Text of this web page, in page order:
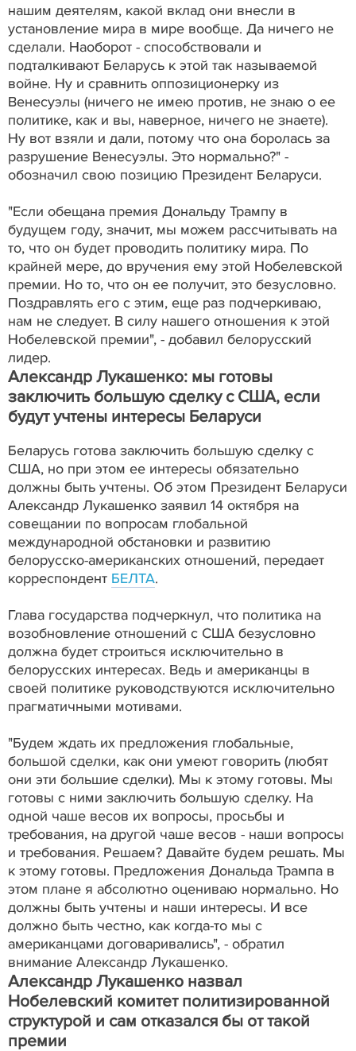
нашим деятелям, какой вклад они внесли в
установление мира в мире вообще. Да ничего не
сделали. Наоборот - способствовали и
подталкивают Беларусь к этой так называемой
войне. Ну и сравнить оппозиционерку из
Венесуэлы (ничего не имею против, не знаю о ее
политике, как и вы, наверное, ничего не знаете).
Ну вот взяли и дали, потому что она боролась за
разрушение Венесуэлы. Это нормально?" -
обозначил свою позицию Президент Беларуси.
"Если обещана премия Дональду Трампу в
будущем году, значит, мы можем рассчитывать на
то, что он будет проводить политику мира. По
крайней мере, до вручения ему этой Нобелевской
премии. Но то, что он ее получит, это безусловно.
Поздравлять его с этим, еще раз подчеркиваю,
нам не следует. В силу нашего отношения к этой
Нобелевской премии", - добавил белорусский
лидер.
Александр Лукашенко: мы готовы
заключить большую сделку с США, если
будут учтены интересы Беларуси
Беларусь готова заключить большую сделку с
США, но при этом ее интересы обязательно
должны быть учтены. Об этом Президент Беларуси
Александр Лукашенко заявил 14 октября на
совещании по вопросам глобальной
международной обстановки и развитию
белорусско-американских отношений, передает
корреспондент БЕЛТА.
Глава государства подчеркнул, что политика на
возобновление отношений с США безусловно
должна будет строиться исключительно в
белорусских интересах. Ведь и американцы в
своей политике руководствуются исключительно
прагматичными мотивами.
"Будем ждать их предложения глобальные,
большой сделки, как они умеют говорить (любят
они эти большие сделки). Мы к этому готовы. Мы
готовы с ними заключить большую сделку. На
одной чаше весов их вопросы, просьбы и
требования, на другой чаше весов - наши вопросы
и требования. Решаем? Давайте будем решать. Мы
к этому готовы. Предложения Дональда Трампа в
этом плане я абсолютно оцениваю нормально. Но
должны быть учтены и наши интересы. И все
должно быть честно, как когда-то мы с
американцами договаривались", - обратил
внимание Александр Лукашенко.
Александр Лукашенко назвал
Нобелевский комитет политизированной
структурой и сам отказался бы от такой
премии